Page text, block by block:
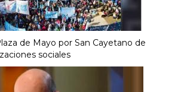
de Mayo por San Cayetano de
sociales